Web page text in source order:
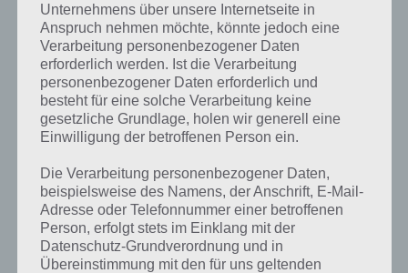
Unternehmens über unsere Internetseite in
Anspruch nehmen möchte, könnte jedoch eine
Verarbeitung personenbezogener Daten
erforderlich werden. Ist die Verarbeitung
personenbezogener Daten erforderlich und
besteht für eine solche Verarbeitung keine
gesetzliche Grundlage, holen wir generell eine
Einwilligung der betroffenen Person ein.
Die Verarbeitung personenbezogener Daten,
beispielsweise des Namens, der Anschrift, E-Mail-
Adresse oder Telefonnummer einer betroffenen
Person, erfolgt stets im Einklang mit der
Datenschutz-Grundverordnung und in
Übereinstimmung mit den für uns geltenden